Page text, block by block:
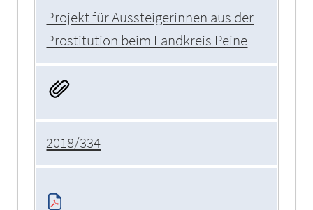
Projekt für Aussteigerinnen aus der
Prostitution beim Landkreis Peine
2018/334